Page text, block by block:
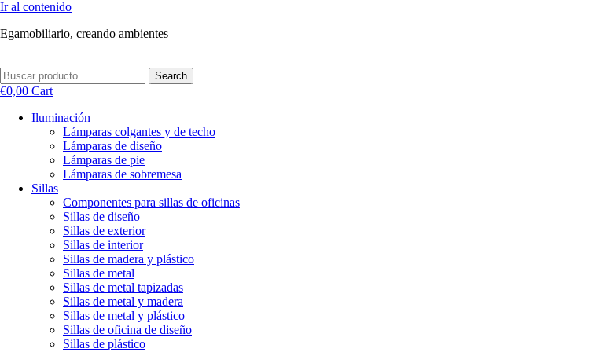
Ir al contenido
Egamobiliario, creando ambientes
Search
€0,00 Cart
Iluminación
Lámparas colgantes y de techo
Lámparas de diseño
Lámparas de pie
Lámparas de sobremesa
Sillas
Componentes para sillas de oficinas
Sillas de diseño
Sillas de exterior
Sillas de interior
Sillas de madera y plástico
Sillas de metal
Sillas de metal tapizadas
Sillas de metal y madera
Sillas de metal y plástico
Sillas de oficina de diseño
Sillas de plástico